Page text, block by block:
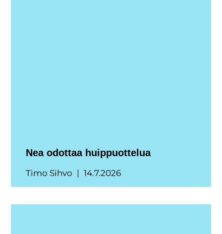
Nea odottaa huippuottelua
Timo Sihvo 14.7.2026